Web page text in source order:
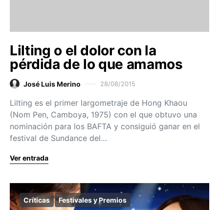
Lilting o el dolor con la
pérdida de lo que amamos
José Luis Merino 28/08/2015
Lilting es el primer largometraje de Hong Khaou
(Nom Pen, Camboya, 1975) con el que obtuvo una
nominación para los BAFTA y consiguió ganar en el
festival de Sundance del…
Ver entrada
Críticas Festivales y Premios